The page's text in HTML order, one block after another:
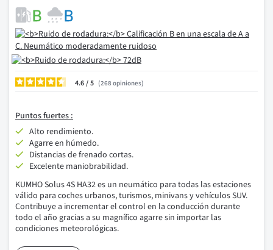
4.6/ 268 opiniones
Puntos fuertes :
Alto rendimiento.
Agarre en húmedo.
Distancias de frenado cortas.
Excelente maniobrabilidad.
KUMHO Solus 4S HA32 es un neumático para todas las estaciones
válido para coches urbanos, turismos, minivans y vehículos SUV.
Contribuye a incrementar el control en la conducción durante
todo el año gracias a su magnífico agarre sin importar las
condiciones meteorológicas.